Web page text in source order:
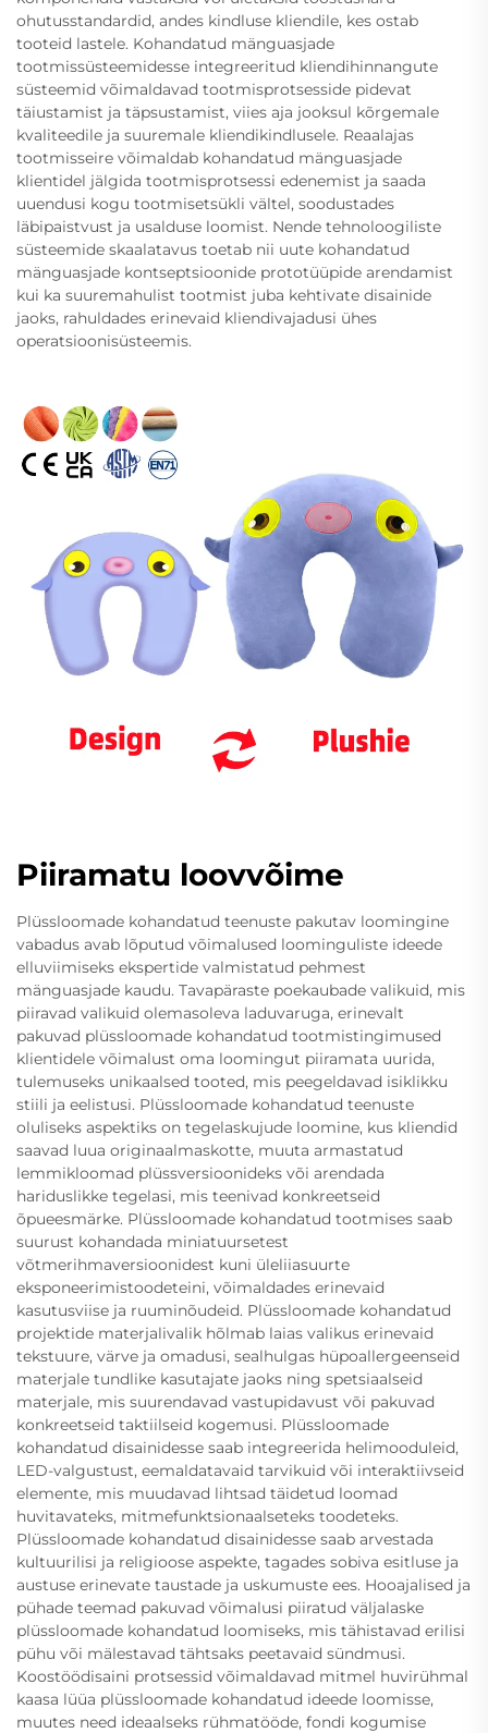
ohutusstandardid, andes kindluse kliendile, kes ostab
tooteid lastele. Kohandatud mänguasjade
tootmissüsteemidesse integreeritud kliendihinnangute
süsteemid võimaldavad tootmisprotsesside pidevat
täiustamist ja täpsustamist, viies aja jooksul kõrgemale
kvaliteedile ja suuremale kliendikindlusele. Reaalajas
tootmisseire võimaldab kohandatud mänguasjade
klientidel jälgida tootmisprotsessi edenemist ja saada
uuendusi kogu tootmisetsükli vältel, soodustades
läbipaistvust ja usalduse loomist. Nende tehnoloogiliste
süsteemide skaalatavus toetab nii uute kohandatud
mänguasjade kontseptsioonide prototüüpide arendamist
kui ka suuremahulist tootmist juba kehtivate disainide
jaoks, rahuldades erinevaid kliendivajadusi ühes
operatsioonisüsteemis.
Piiramatu loovvõime
Plüssloomade kohandatud teenuste pakutav loomingine
vabadus avab lõputud võimalused loominguliste ideede
elluviimiseks ekspertide valmistatud pehmest
mänguasjade kaudu. Tavapäraste poekaubade valikuid, mis
piiravad valikuid olemasoleva laduvaruga, erinevalt
pakuvad plüssloomade kohandatud tootmistingimused
klientidele võimalust oma loomingut piiramata uurida,
tulemuseks unikaalsed tooted, mis peegeldavad isiklikku
stiili ja eelistusi. Plüssloomade kohandatud teenuste
oluliseks aspektiks on tegelaskujude loomine, kus kliendid
saavad luua originaalmaskotte, muuta armastatud
lemmikloomad plüssversioonideks või arendada
hariduslikke tegelasi, mis teenivad konkreetseid
õpueesmärke. Plüssloomade kohandatud tootmises saab
suurust kohandada miniatuursetest
võtmerihmaversioonidest kuni üleliiasuurte
eksponeerimistoodeteini, võimaldades erinevaid
kasutusviise ja ruuminõudeid. Plüssloomade kohandatud
projektide materjalivalik hõlmab laias valikus erinevaid
tekstuure, värve ja omadusi, sealhulgas hüpoallergeenseid
materjale tundlike kasutajate jaoks ning spetsiaalseid
materjale, mis suurendavad vastupidavust või pakuvad
konkreetseid taktiilseid kogemusi. Plüssloomade
kohandatud disainidesse saab integreerida helimooduleid,
LED-valgustust, eemaldatavaid tarvikuid või interaktiivseid
elemente, mis muudavad lihtsad täidetud loomad
huvitavateks, mitmefunktsionaalseteks toodeteks.
Plüssloomade kohandatud disainidesse saab arvestada
kultuurilisi ja religioose aspekte, tagades sobiva esitluse ja
austuse erinevate taustade ja uskumuste ees. Hooajalised ja
pühade teemad pakuvad võimalusi piiratud väljalaske
plüssloomade kohandatud loomiseks, mis tähistavad erilisi
pühu või mälestavad tähtsaks peetavaid sündmusi.
Koostöödisaini protsessid võimaldavad mitmel huvirühmal
kaasa lüüa plüssloomade kohandatud ideede loomisse,
muutes need ideaalseks rühmatööde, fondi kogumise